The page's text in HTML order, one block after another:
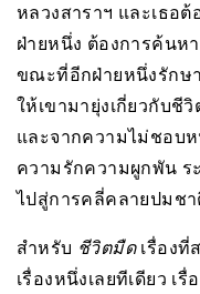
หลวงสาราฯ และเธอ
ฝ่ายหนึ่ง ต้องการค้นห
ขณะที่อีกฝ่ายหนึ่งรักษ
ให้เขามายุ่งเกี่ยวกับชี
และจากความไม่ชอบ
ความรักความผูกพัน ร
ไปสู่การคลี่คลายปมช
สำหรับ ชีวิตมืดเรื่องที่
เรื่องหนึ่งเลยทีเดียว เ